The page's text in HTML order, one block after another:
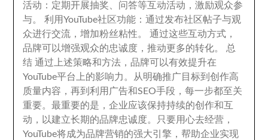
活动 ： 定期开展抽奖 问答等互动活动 ，激励观众参
与。利用YouTube社区功能 ：通过发布社区帖子与观
众进行交流 ，增加粉丝粘性。通过这些互动方式 ，
品牌可以增强观众的忠诚度 ，推动更多的转化。 总
结 通过上述策略和方法 ，品牌可以有效提升在
YouTube平台上的影响力 。 从明确推广目标到创作高
质量内容 ，再到利用广告和SEO手段 ，每一步都至关
重要。最重要的是 ，企业应该保持持续的创作和互
动 ， 以建立长期的品牌忠诚度。 只要用心去经营 ，
YouTube将成为品牌营销的强大引擎 ，帮助企业实现